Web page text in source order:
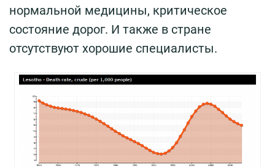
нормальной медицины, критическое
состояние дорог. И также в стране
отсутствуют хорошие специалисты.